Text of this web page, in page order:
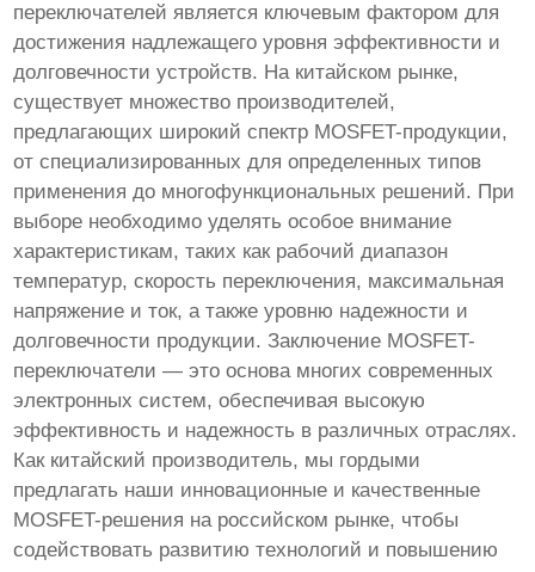
переключателей является ключевым фактором для
достижения надлежащего уровня эффективности и
долговечности устройств. На китайском рынке,
существует множество производителей,
предлагающих широкий спектр MOSFET-продукции,
от специализированных для определенных типов
применения до многофункциональных решений. При
выборе необходимо уделять особое внимание
характеристикам, таких как рабочий диапазон
температур, скорость переключения, максимальная
напряжение и ток, а также уровню надежности и
долговечности продукции. Заключение MOSFET-
переключатели — это основа многих современных
электронных систем, обеспечивая высокую
эффективность и надежность в различных отраслях.
Как китайский производитель, мы гордыми
предлагать наши инновационные и качественные
MOSFET-решения на российском рынке, чтобы
содействовать развитию технологий и повышению